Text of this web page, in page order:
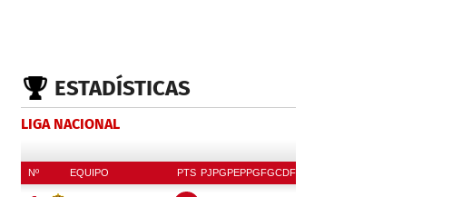
ESTADÍSTICAS
LIGA NACIONAL